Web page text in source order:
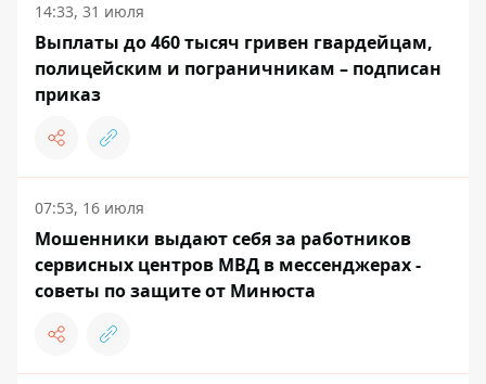
14:33, 31 июля
Выплаты до 460 тысяч гривен гвардейцам,
полицейским и пограничникам – подписан
приказ
07:53, 16 июля
Мошенники выдают себя за работников
сервисных центров МВД в мессенджерах -
советы по защите от Минюста